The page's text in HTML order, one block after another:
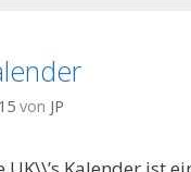
von JP